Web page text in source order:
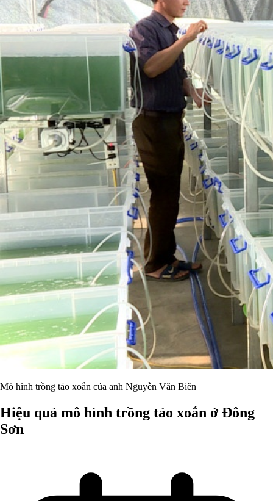
Mô hình trồng tảo xoắn của anh Nguyễn Văn Biên
Hiệu quả mô hình trồng tảo xoắn ở Đông
Sơn